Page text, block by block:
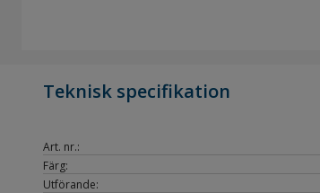
Teknisk specifikation
Art. nr.:
Färg:
Utförande: